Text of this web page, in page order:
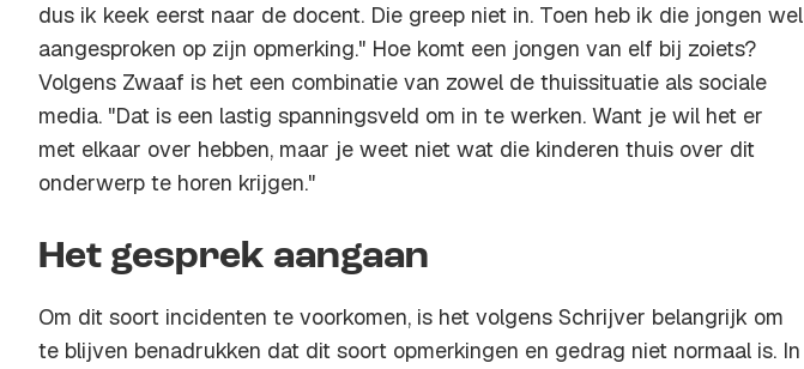
dus ik keek eerst naar de docent. Die greep niet in. Toen heb ik die jongen wel
aangesproken op zijn opmerking." Hoe komt een jongen van elf bij zoiets?
Volgens Zwaaf is het een combinatie van zowel de thuissituatie als sociale
media. "Dat is een lastig spanningsveld om in te werken. Want je wil het er
met elkaar over hebben, maar je weet niet wat die kinderen thuis over dit
onderwerp te horen krijgen."
Het gesprek aangaan
Om dit soort incidenten te voorkomen, is het volgens Schrijver belangrijk om
te blijven benadrukken dat dit soort opmerkingen en gedrag niet normaal is. In